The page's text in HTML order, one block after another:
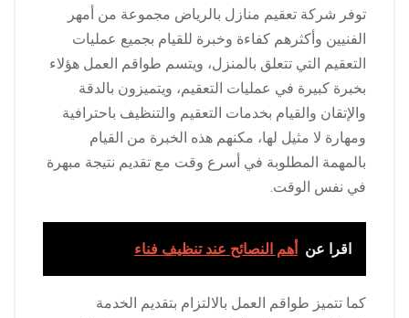
توفر شركة تعقيم منازل بالرياض مجموعة من أمهر
الفنيين وأكثرهم كفاءة وخبرة للقيام بجميع عمليات
التعقيم التي تتعلق بالمنزل، ويتسم طواقم العمل هؤلاء
بخبرة كبيرة في عمليات التعقيم، ويتميزون بالدقة
والإتقان والقيام بخدمات التعقيم والتنظيف باحترافية
ومهارة لا مثيل لها، مكنهم هذه الخبرة من القيام
بالمهمة المطلوبة في أسرع وقت مع تقديم نتيجة مبهرة
في نفس الوقت.
اقرا عن أهم النصائح عند تنظيف فناء
كما تتميز طواقم العمل بالالتزام بتقديم الخدمة